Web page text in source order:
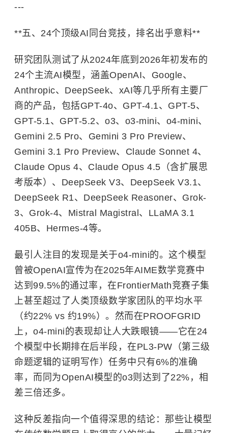
---
**五、24个顶级AI同台竞技，排名出乎意料**
研究团队测试了从2024年底到2026年初发布的
24个主流AI模型，涵盖OpenAI、Google、
Anthropic、DeepSeek、xAI等几乎所有主要厂
商的产品，包括GPT-4o、GPT-4.1、GPT-5、
GPT-5.1、GPT-5.2、o3、o3-mini、o4-mini、
Gemini 2.5 Pro、Gemini 3 Pro Preview、
Gemini 3.1 Pro Preview、Claude Sonnet 4、
Claude Opus 4、Claude Opus 4.5（含扩展思
考版本）、DeepSeek V3、DeepSeek V3.1、
DeepSeek R1、DeepSeek Reasoner、Grok-
3、Grok-4、Mistral Magistral、LLaMA 3.1
405B、Hermes-4等。
最引人注目的发现是关于o4-mini的。这个模型
曾被OpenAI宣传为在2025年AIME数学竞赛中
达到99.5%的通过率，在FrontierMath竞赛子集
上甚至超过了人类顶级数学家团队的平均水平
（约22% vs 约19%）。然而在PROOFGRID
上，o4-mini的表现却让人大跌眼镜——它在24
个模型中长期排在后半段，在PL3-PW（第三级
命题逻辑的证明写作）任务中只有6%的准确
率，而同为OpenAI模型的o3则达到了22%，相
差三倍还多。
这种反差指向一个值得深思的结论：那些让模型